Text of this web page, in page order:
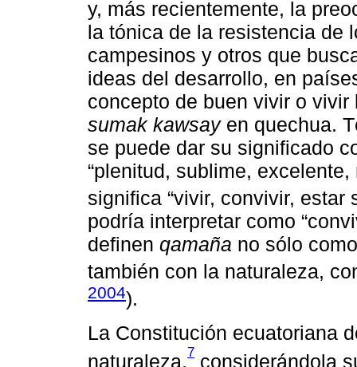
y, más recientemente, la
la tónica de la resistencia de
campesinos y otros que
ideas del desarrollo, en
concepto de buen vivir o
sumak kawsayen quechua.
se puede dar su significado
“plenitud, sublime,
significa “vivir, convivir, estar
podría interpretar como
definen qamaña no sólo
también con la naturaleza,
2004).
La Constitución ecuatoriana
naturaleza,7 considerándola